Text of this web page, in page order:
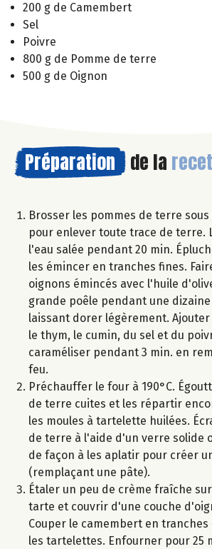
200 g de Camembert
Sel
Poivre
800 g de Pomme de terre
500 g de Oignon
Préparation de la
Brosser les pommes de terre
pour enlever toute trace de terre.
l'eau salée pendant 20 min.
les émincer en tranches fines.
oignons émincés avec l'huile
grande poêle pendant une
laissant dorer légèrement.
le thym, le cumin, du sel et du
caraméliser pendant 3 min. en
feu.
Préchauffer le four à 190°C.
de terre cuites et les répartir
les moules à tartelette huilées.
de terre à l'aide d'un verre solide
de façon à les aplatir pour créer
(remplaçant une pâte).
Étaler un peu de crème fraîche
tarte et couvrir d'une couche
Couper le camembert en
les tartelettes. Enfourner pour 25